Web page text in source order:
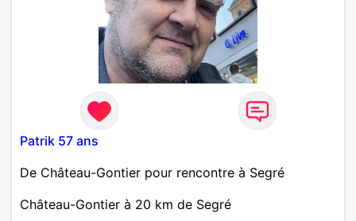
Patrik 57 ans
De Château-Gontier pour rencontre à Segré
Château-Gontier à 20 km de Segré